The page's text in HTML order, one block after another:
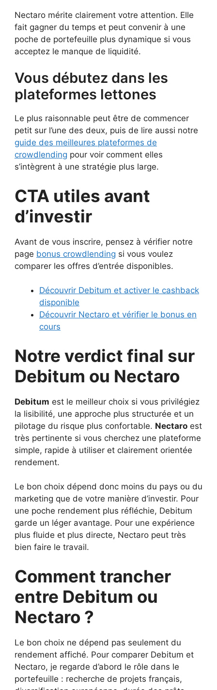
Nectaro mérite clairement votre attention. Elle
fait gagner du temps et peut convenir à une
poche de portefeuille plus dynamique si vous
acceptez le manque de liquidité.
Vous débutez dans les
plateformes lettones
Le plus raisonnable peut être de commencer
petit sur l’une des deux, puis de lire aussi notre
guide des meilleures plateformes de
crowdlending pour voir comment elles
s’intègrent à une stratégie plus large.
CTA utiles avant
d’investir
Avant de vous inscrire, pensez à vérifier notre
page bonus crowdlending si vous voulez
comparer les offres d’entrée disponibles.
Découvrir Debitum et activer le cashback
disponible
Découvrir Nectaro et vérifier le bonus en
cours
Notre verdict final sur
Debitum ou Nectaro
Debitum est le meilleur choix si vous privilégiez
la lisibilité, une approche plus structurée et un
pilotage du risque plus confortable. Nectaro est
très pertinente si vous cherchez une plateforme
simple, rapide à utiliser et clairement orientée
rendement.
Le bon choix dépend donc moins du pays ou du
marketing que de votre manière d’investir. Pour
une poche rendement plus réfléchie, Debitum
garde un léger avantage. Pour une expérience
plus fluide et plus directe, Nectaro peut très
bien faire le travail.
Comment trancher
entre Debitum ou
Nectaro ?
Le bon choix ne dépend pas seulement du
rendement affiché. Pour comparer Debitum et
Nectaro, je regarde d’abord le rôle dans le
portefeuille : recherche de projets français,